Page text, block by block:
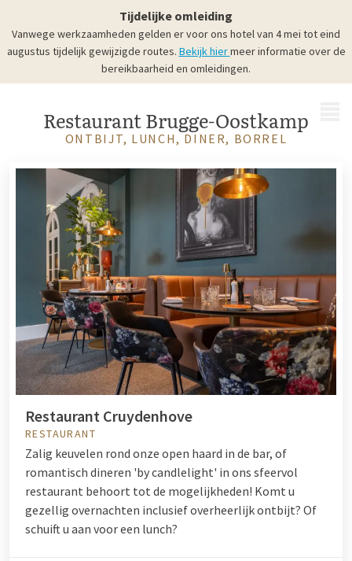
Tijdelijke omleiding
Vanwege werkzaamheden gelden er voor ons hotel van 4 mei tot eind
augustus tijdelijk gewijzigde routes. Bekijk hiermeer informatie over de
bereikbaarheid en omleidingen.
Genieten bij Hotel Brugge-
Oostkamp
Restaurant Brugge-Oostkamp
ONTBIJT, LUNCH, DINER, BORREL
Restaurant Cruydenhove
RESTAURANT
Zalig keuvelen rond onze open haard in de bar, of
romantisch dineren 'by candlelight' in ons sfeervol
restaurant behoort tot de mogelijkheden! Komt u
gezellig overnachten inclusief overheerlijk ontbijt? Of
schuift u aan voor een lunch?